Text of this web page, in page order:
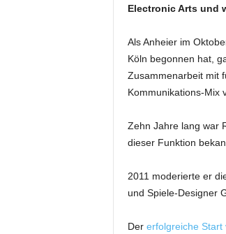
Electronic Arts und
Als Anheier im
Köln begonnen hat,
Zusammenarbeit mit
Kommunikations-Mix
Zehn Jahre lang war
dieser Funktion
2011 moderierte er
und Spiele-Designer
Der erfolgreiche Start